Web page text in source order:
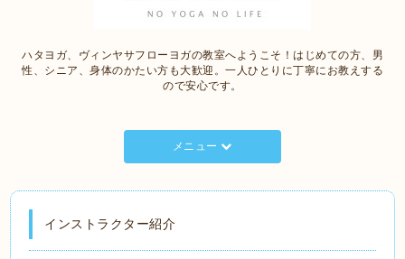
ハタヨガ、ヴィンヤサフローヨガの教室へようこそ！はじめての方、男
性、シニア、身体のかたい方も大歓迎。一人ひとりに丁寧にお教えする
ので安心です。
メニュー
インストラクター紹介